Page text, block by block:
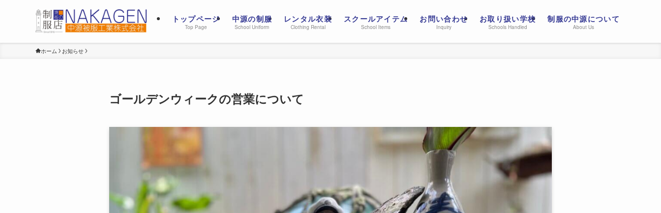
トップページ
Top Page
中源の制服
School Uniform
レンタル衣装
Clothing Rental
スクールアイテム
School Items
お問い合わせ
Inquiry
お取り扱い学校
Schools Handled
制服の中源について
About Us
ホーム お知らせ
ゴールデンウィークの営業について